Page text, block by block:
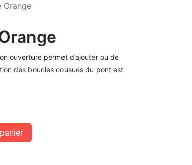
Orange
ouverture permet d’ajouter ou de
des boucles cousues du pont est